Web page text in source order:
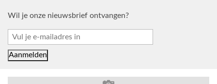
Wil je onze nieuwsbrief ontvangen?